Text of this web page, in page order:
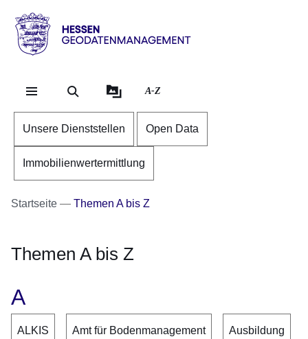
Direkt zum Kopf der
Direkt zum Inhalt
Direkt zum Fuß der
Hessen
Geodatenmanagement
A-Z
Unsere Dienststellen Open Data
Immobilienwertermittlung
Startseite Themen A bis Z
Themen A bis Z
A
ALKIS Amt für Bodenmanagement Ausbildung